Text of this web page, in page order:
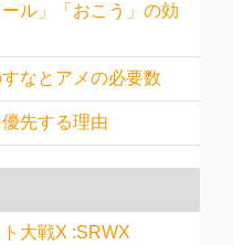
ール」「おこう」の効
なとアメの必要数
先する理由
大戦X :SRWX